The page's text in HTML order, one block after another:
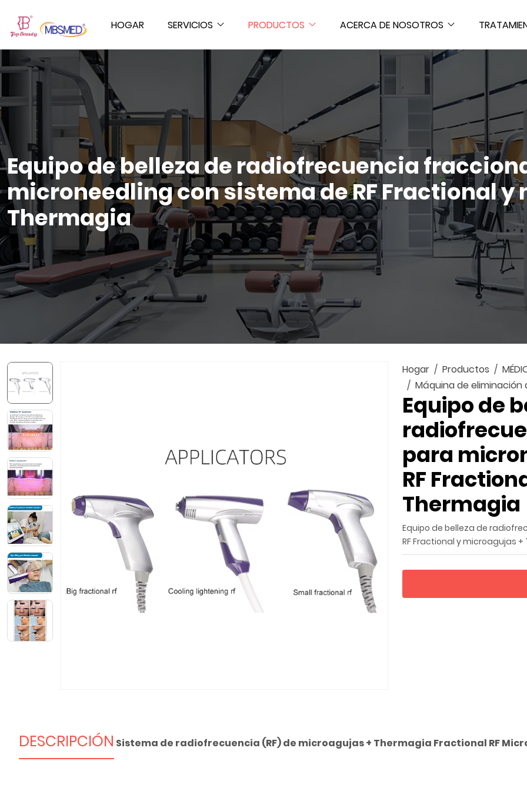
HOGAR SERVICIOS PRODUCTOS ACERCA DE NOSOTROS
Equipo de belleza de radiofrecuencia
microneedling con sistema de RF Fractional y
Thermagia
Hogar Productos
Máquina de
Equipo de
para
RF
Thermagia
Equipo de belleza de
RF Fractional y microagujas
DESCRIPCIÓN Sistema de radiofrecuencia (RF) de microagujas + Thermagia Fractional RF